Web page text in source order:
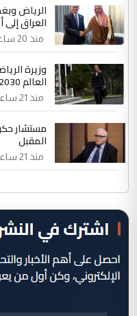
الرياض
العراق
منذ 20 ساعة
وزيرة
العالم 2030 في إسبانيا
منذ 21 ساعة
مستشار
المقبل
منذ 21 ساعة